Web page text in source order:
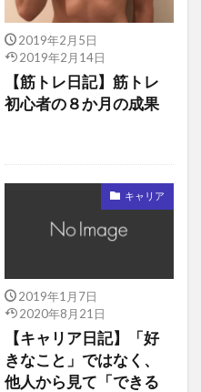
2019年2月5日
2019年2月14日
【筋トレ日記】筋トレ
初心者の８か月の成果
キャリア
2019年1月7日
2020年8月21日
【キャリア日記】「好
きなこと」ではなく、
他人から見て「できる